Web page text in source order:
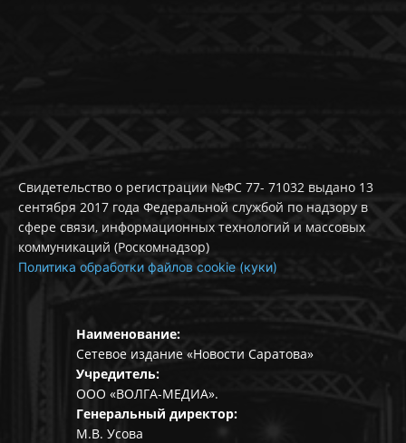
Свидетельство о регистрации №ФС 77- 71032 выдано 13
сентября 2017 года Федеральной службой по надзору в
сфере связи, информационных технологий и массовых
коммуникаций (Роскомнадзор)
Политика обработки файлов cookie (куки)
Наименование:
Сетевое издание «Новости Саратова»
Учредитель:
ООО «ВОЛГА-МЕДИА».
Генеральный директор:
М.В. Усова